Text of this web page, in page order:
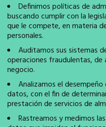
Definimos políticas de
buscando cumplir con la
que le compete, en materia
personales.
Auditamos sus sistemas
operaciones fraudulentas,
negocio.
Analizamos el
datos, con el fin de
prestación de servicios de
Rastreamos y medimos